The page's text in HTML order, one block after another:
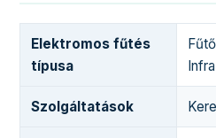
Elektromos fűtés
típusa
Szolgáltatások